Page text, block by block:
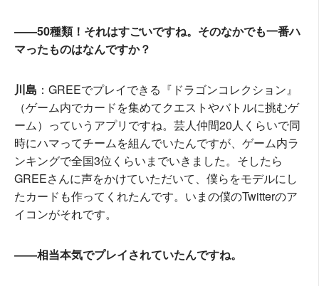
――50種類！それはすごいですね。そのなかでも一番ハ
マったものはなんですか？
川島 ：GREEでプレイできる『ドラゴンコレクション』
（ゲーム内でカードを集めてクエストやバトルに挑むゲ
ーム）っていうアプリですね。芸人仲間20人くらいで同
時にハマってチームを組んでいたんですが、ゲーム内ラ
ンキングで全国3位くらいまでいきました。そしたら
GREEさんに声をかけていただいて、僕らをモデルにし
たカードも作ってくれたんです。いまの僕のTwitterのア
イコンがそれです。
――相当本気でプレイされていたんですね。